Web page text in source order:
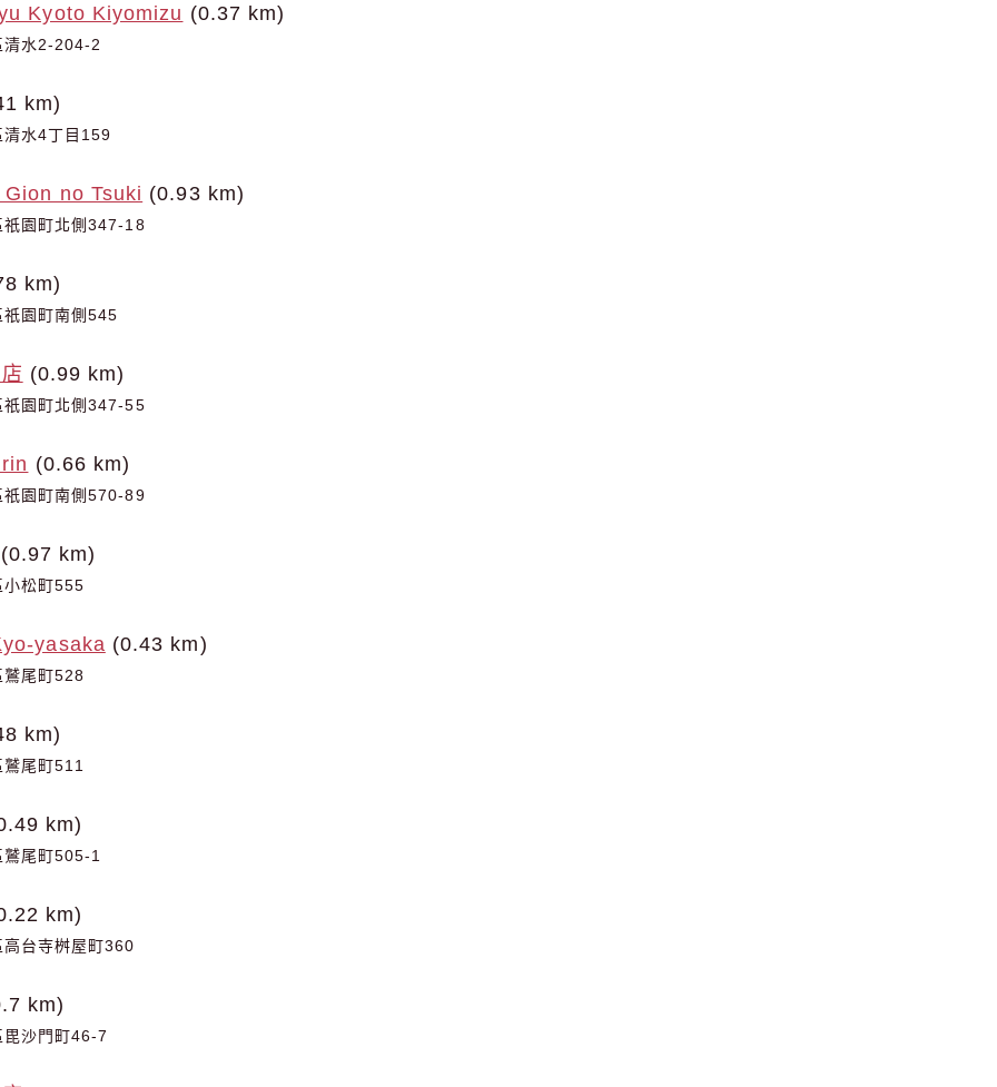
Kyoto Kiyomizu (0.37 km)
清水2-204-2
km)
水4丁目159
no Tsuki (0.93 km)
祇園町北側347-18
km)
園町南側545
(0.99 km)
祇園町北側347-55
(0.66 km)
祇園町南側570-89
km)
小松町555
yasaka (0.43 km)
鷲尾町528
km)
尾町511
km)
尾町505-1
km)
台寺桝屋町360
km)
沙門町46-7